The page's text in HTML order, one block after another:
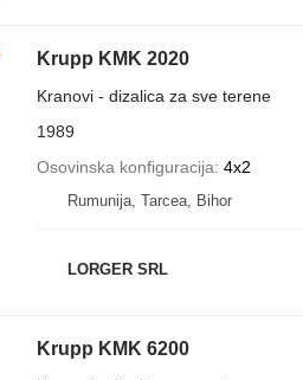
Krupp KMK 2020
Kranovi - dizalica za sve terene
1989
Osovinska konfiguracija 4x2
Rumunija, Tarcea, Bihor
LORGER SRL
Krupp KMK 6200